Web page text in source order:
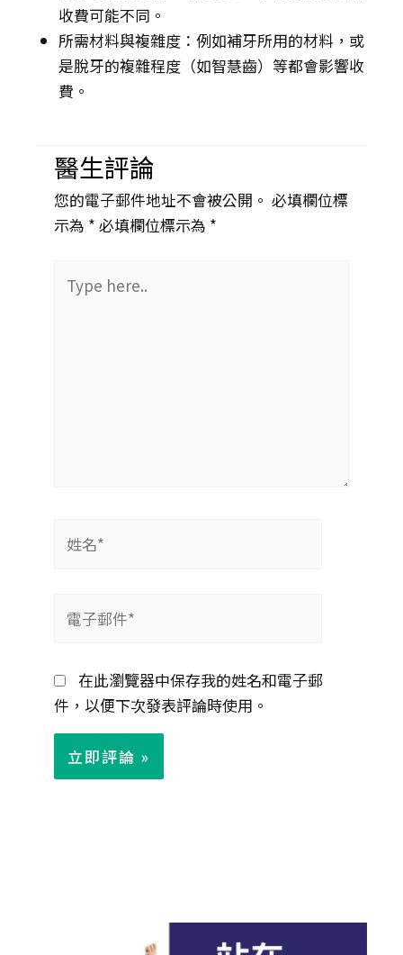
收費可能不同。
所需材料與複雜度：例如補牙所用的材料，或
是脫牙的複雜程度（如智慧齒）等都會影響收
費。
醫生評論
您的電子郵件地址不會被公開。 必填欄位標
示為 * 必填欄位標示為 *
here..
名
件
*
在此瀏覽器中保存我的姓名和電子郵
件，以便下次發表評論時使用。